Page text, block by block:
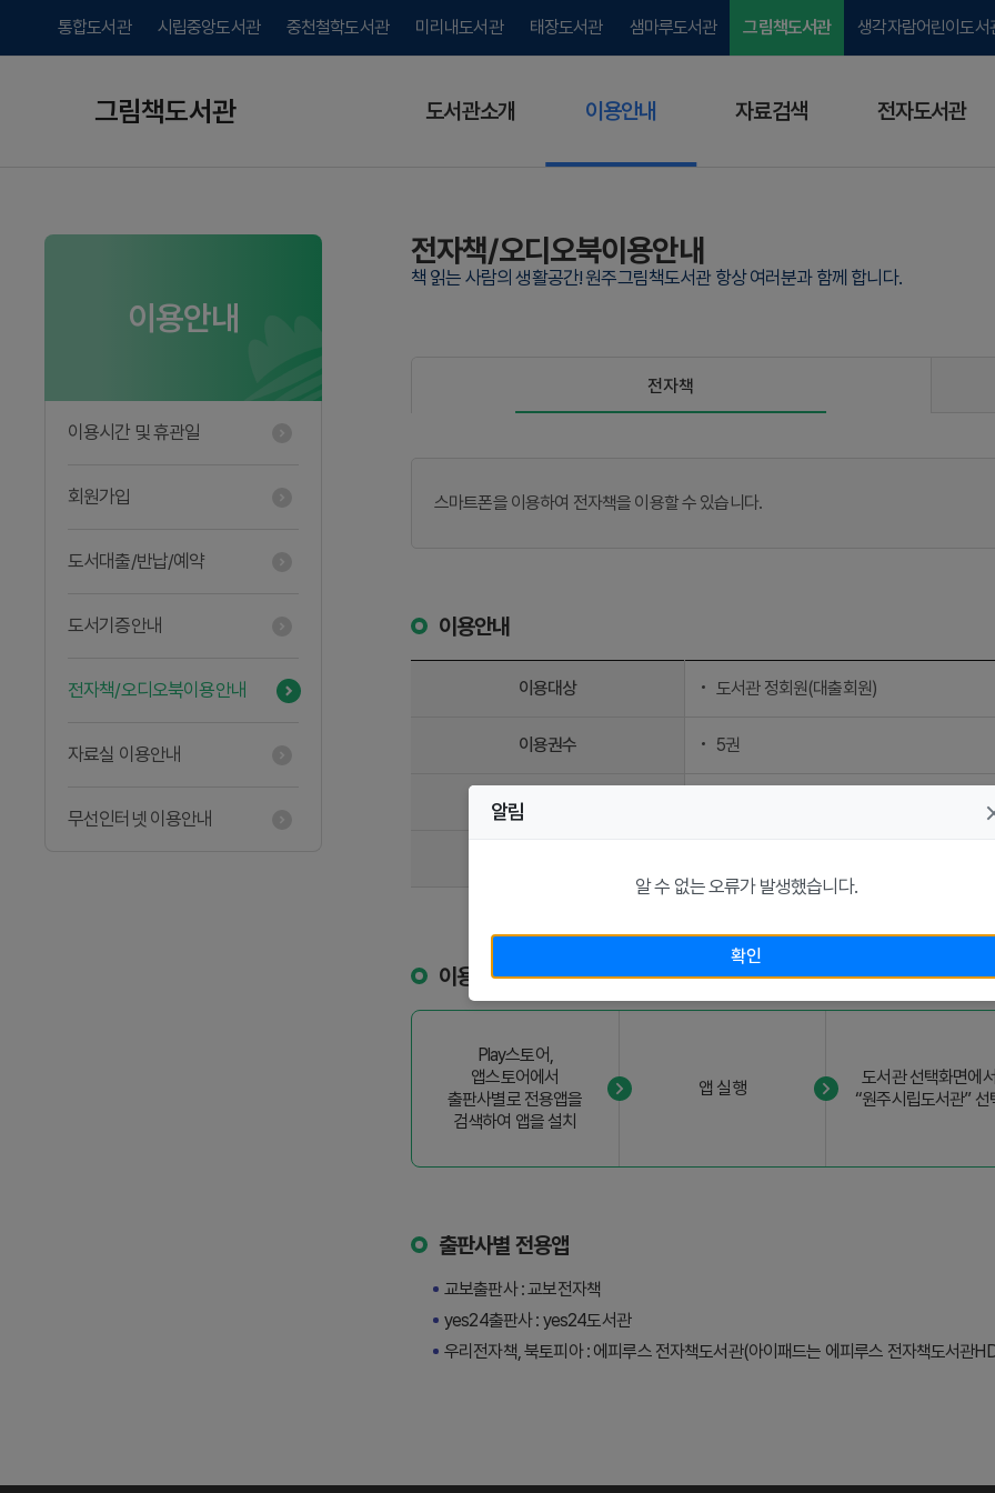
그림책도서관
통합도서관 시립중앙도서관 중천철학도서관 미리내도서관 태장도서관 샘마루도서관 그림책도서관 생각자람어린이도서
도서관소개 이용안내 자료검색 전자도서관
이용안내
이용시간 및 휴관일
회원가입
도서대출/반납/예약
도서기증안내
전자책/오디오북이용안내
자료실 이용안내
무선인터넷 이용안내
전자책/오디오북이용안내
책 읽는 사람의 생활공간! 원주그림책도서관 항상 여러분과 함께 합니다.
전자책
스마트폰을 이용하여 전자책을 이용할 수 있습니다.
이용안내
이용대상 도서관 정회원(대출회원)
이용권수 5권
대출기간
이용절차
Play스토어,
앱스토어에서
출판사별로 전용앱을
검색하여 앱을 설치
앱 실행
도서관 선택화면에서
“원주시립도서관” 선
출판사별 전용앱
교보출판사 : 교보전자책
yes24출판사 : yes24도서관
우리전자책, 북토피아 : 에피루스 전자책도서관(아이패드는 에피루스 전자책도서관
알림
알 수 없는 오류가 발생했습니다.
확인